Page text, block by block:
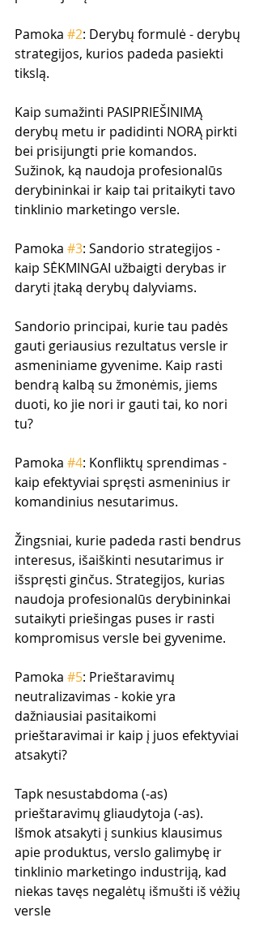
Pamoka #2: Derybų formulė - derybų
strategijos, kurios padeda pasiekti
tikslą.
Kaip sumažinti PASIPRIEŠINIMĄ
derybų metu ir padidinti NORĄ pirkti
bei prisijungti prie komandos.
Sužinok, ką naudoja profesionalūs
derybininkai ir kaip tai pritaikyti tavo
tinklinio marketingo versle.
Pamoka #3: Sandorio strategijos -
kaip SĖKMINGAI užbaigti derybas ir
daryti įtaką derybų dalyviams.
Sandorio principai, kurie tau padės
gauti geriausius rezultatus versle ir
asmeniniame gyvenime. Kaip rasti
bendrą kalbą su žmonėmis, jiems
duoti, ko jie nori ir gauti tai, ko nori
tu?
Pamoka #4: Konfliktų sprendimas -
kaip efektyviai spręsti asmeninius ir
komandinius nesutarimus.
Žingsniai, kurie padeda rasti bendrus
interesus, išaiškinti nesutarimus ir
išspręsti ginčus. Strategijos, kurias
naudoja profesionalūs derybininkai
sutaikyti priešingas puses ir rasti
kompromisus versle bei gyvenime.
Pamoka #5: Prieštaravimų
neutralizavimas - kokie yra
dažniausiai pasitaikomi
prieštaravimai ir kaip į juos efektyviai
atsakyti?
Tapk nesustabdoma (-as)
prieštaravimų gliaudytoja (-as).
Išmok atsakyti į sunkius klausimus
apie produktus, verslo galimybę ir
tinklinio marketingo industriją, kad
niekas tavęs negalėtų išmušti iš vėžių
versle